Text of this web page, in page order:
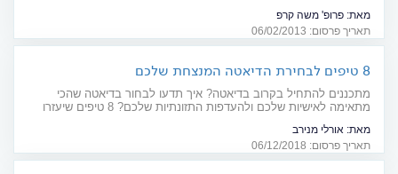
מאת: פרופ' משה קרפ
תאריך פרסום: 06/02/2013
8 טיפים לבחירת הדיאטה המנצחת שלכם
מתכננים להתחיל בקרוב בדיאטה? איך תדעו לבחור בדיאטה שהכי
מתאימה לאישיות שלכם ולהעדפות התזונתיות שלכם? 8 טיפים שיעזרו
מאת: אורלי מנירב
תאריך פרסום: 06/12/2018